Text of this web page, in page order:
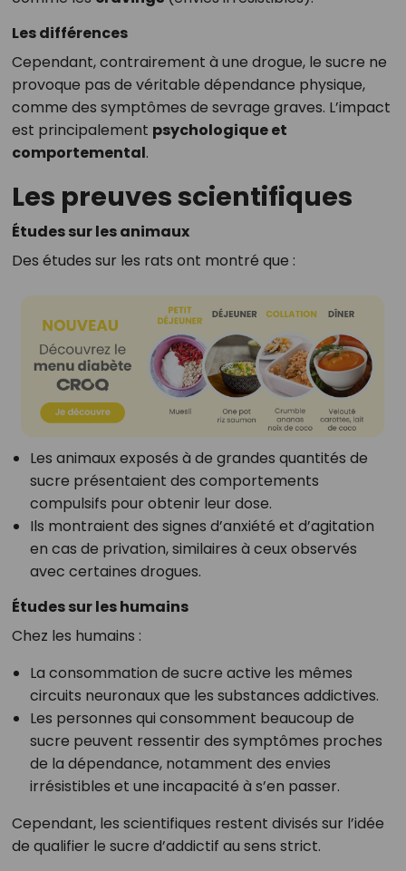
Les différences
Cependant, contrairement à une drogue, le sucre ne
provoque pas de véritable dépendance physique,
comme des symptômes de sevrage graves. L’impact
est principalement psychologique et
comportemental.
Les preuves scientifiques
Études sur les animaux
Des études sur les rats ont montré que :
Les animaux exposés à de grandes quantités de
sucre présentaient des comportements
compulsifs pour obtenir leur dose.
Ils montraient des signes d’anxiété et d’agitation
en cas de privation, similaires à ceux observés
avec certaines drogues.
Études sur les humains
Chez les humains :
La consommation de sucre active les mêmes
circuits neuronaux que les substances addictives.
Les personnes qui consomment beaucoup de
sucre peuvent ressentir des symptômes proches
de la dépendance, notamment des envies
irrésistibles et une incapacité à s’en passer.
Cependant, les scientifiques restent divisés sur l’idée
de qualifier le sucre d’addictif au sens strict.